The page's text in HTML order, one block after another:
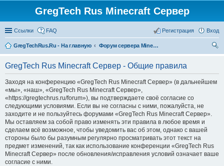
GregTech Rus Minecraft Сервер
Ссылки FAQ Вход
Регистрация
GregTechRus.Ru - На главную
Форум сервера Minecraft Gregtech 1.7.10
GregTech Rus Minecraft Сервер - Общие правила
Заходя на конференцию «GregTech Rus Minecraft Сервер» (в дальнейшем
«мы», «наш», «GregTech Rus Minecraft Сервер»,
«https://gregtechrus.ru/forum»), вы подтверждаете своё согласие со
следующими условиями. Если вы не согласны с ними, пожалуйста, не
заходите и не пользуйтесь форумами «GregTech Rus Minecraft Сервер».
Мы оставляем за собой право изменять эти правила в любое время и
сделаем всё возможное, чтобы уведомить вас об этом, однако с вашей
стороны было бы разумным регулярно просматривать этот текст на
предмет изменений, так как использование конференции «GregTech Rus
Minecraft Сервер» после обновления/исправления условий означает ваше
согласие с ними.